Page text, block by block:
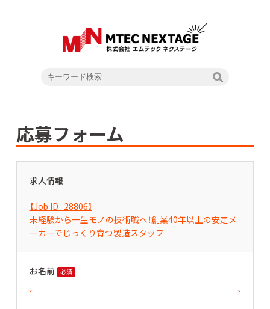
応募フォーム
求人情報
【Job ID : 28806】
未経験から一生モノの技術職へ！創業40年以上の安定メ
ーカーでじっくり育つ製造スタッフ
お名前 必須